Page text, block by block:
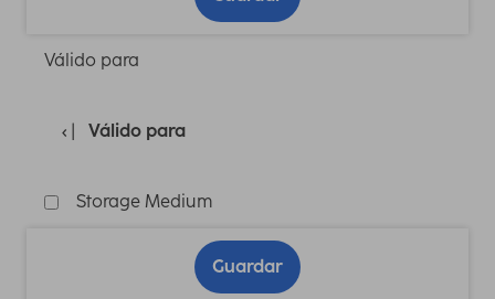
Válido para
Válido para
Storage Medium
Guardar